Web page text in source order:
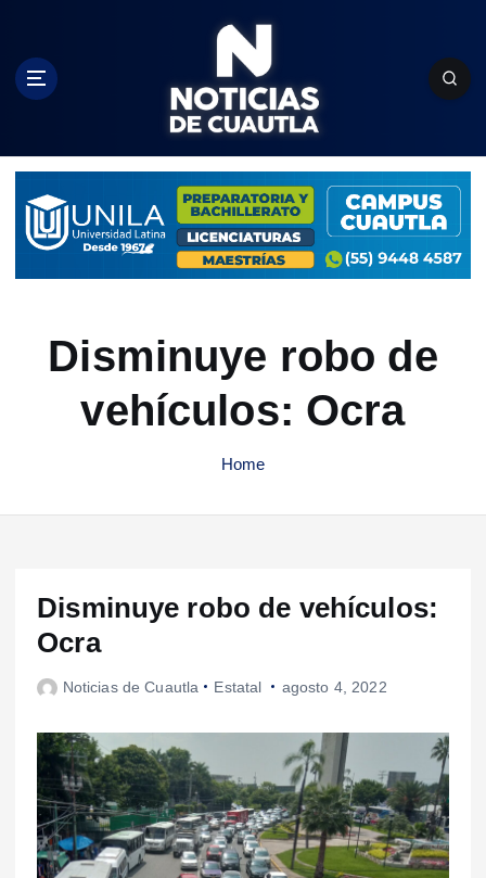
c
Disminuye robo de
vehículos: Ocra
Home
Disminuye robo de vehículos:
Ocra
Noticias de Cuautla Estatal agosto 4, 2022